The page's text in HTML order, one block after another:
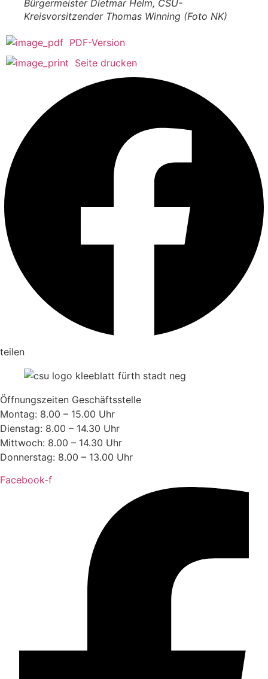
Bürgermeister Dietmar Helm, CSU-
Kreisvorsitzender Thomas Winning (Foto NK)
PDF-Version
Seite drucken
teilen
Öffnungszeiten Geschäftsstelle
Montag: 8.00 – 15.00 Uhr
Dienstag: 8.00 – 14.30 Uhr
Mittwoch: 8.00 – 14.30 Uhr
Donnerstag: 8.00 – 13.00 Uhr
Facebook-f